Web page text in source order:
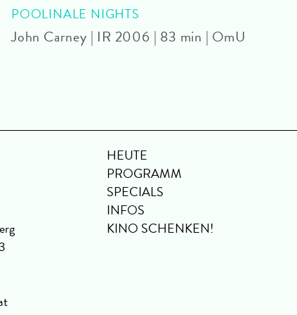
POOLINALE NIGHTS
John Carney | IR 2006 | 83 min | OmU
HEUTE
PROGRAMM
SPECIALS
INFOS
KINO SCHENKEN!